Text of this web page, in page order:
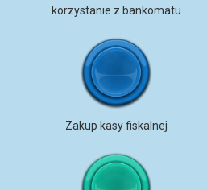
korzystanie z bankomatu
Zakup kasy fiskalnej